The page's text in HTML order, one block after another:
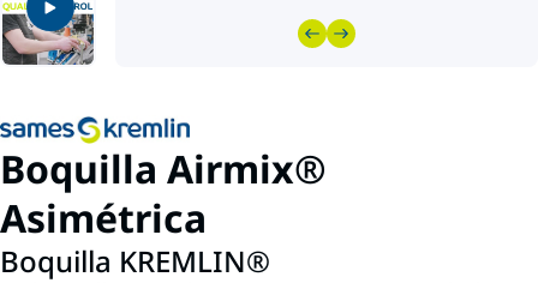
Boquilla Airmix®
Asimétrica
Boquilla KREMLIN®